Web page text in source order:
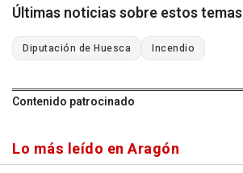
Últimas noticias sobre estos temas
Diputación de Huesca Incendio
Contenido patrocinado
Lo más leído en Aragón